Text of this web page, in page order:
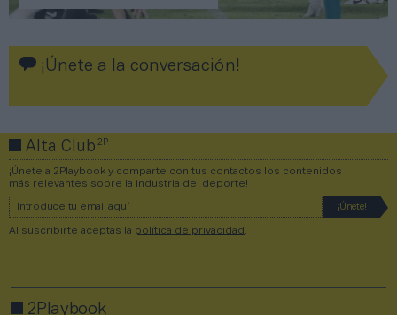
¡Únete a la conversación!
Alta Club2P
¡Únete a 2Playbook y comparte con tus contactos los contenidos
más relevantes sobre la industria del deporte!
Al suscribirte aceptas la política de privacidad
2Playbook